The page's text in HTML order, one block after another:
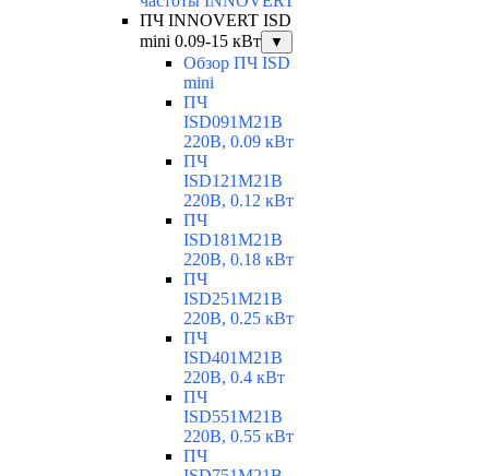
ПЧ INNOVERT ISD
mini 0.09-15 кВт
▼
Обзор ПЧ ISD
mini
ПЧ
ISD091M21B
220В, 0.09 кВт
ПЧ
ISD121M21B
220В, 0.12 кВт
ПЧ
ISD181M21B
220В, 0.18 кВт
ПЧ
ISD251M21B
220В, 0.25 кВт
ПЧ
ISD401M21B
220В, 0.4 кВт
ПЧ
ISD551M21B
220В, 0.55 кВт
ПЧ